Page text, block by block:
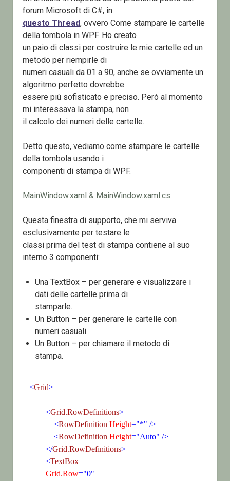
forum Microsoft di C#, in
questo Thread, ovvero Come stampare le cartelle
della tombola in WPF. Ho creato
un paio di classi per costruire le mie cartelle ed un
metodo per riempirle di
numeri casuali da 01 a 90, anche se ovviamente un
algoritmo perfetto dovrebbe
essere più sofisticato e preciso. Però al momento
mi interessava la stampa, non
il calcolo dei numeri delle cartelle.
Detto questo, vediamo come stampare le cartelle
della tombola usando i
componenti di stampa di WPF.
MainWindow.xaml & MainWindow.xaml.cs
Questa finestra di supporto, che mi serviva
esclusivamente per testare le
classi prima del test di stampa contiene al suo
interno 3 componenti:
Una TextBox – per generare e visualizzare i
dati delle cartelle prima di
stamparle.
Un Button – per generare le cartelle con
numeri casuali.
Un Button – per chiamare il metodo di
stampa.
<Grid>
<Grid.RowDefinitions>
<RowDefinition Height="*" />
<RowDefinition Height="Auto" />
</Grid.RowDefinitions>
<TextBox
Grid.Row="0"